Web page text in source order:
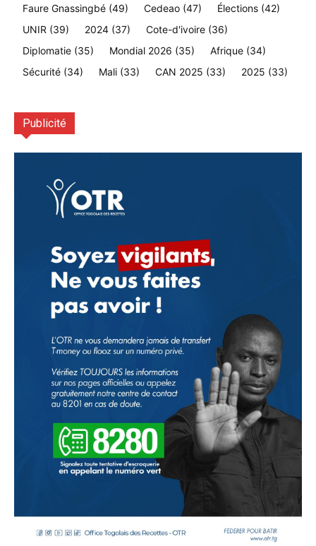
Faure Gnassingbé (49) Cedeao (47) Élections (42)
UNIR (39) 2024 (37) Cote-d'ivoire (36)
Diplomatie (35) Mondial 2026 (35) Afrique (34)
Sécurité (34) Mali (33) CAN 2025 (33) 2025 (33)
Publicité